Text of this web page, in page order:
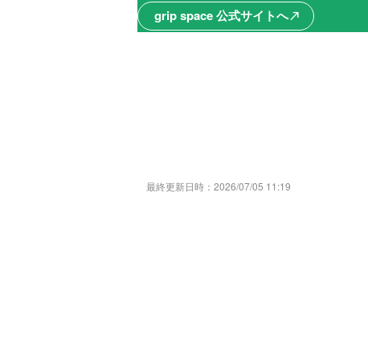
grip space 公式サイトへnorth_east
最終更新日時： 2026/07/05 11:19